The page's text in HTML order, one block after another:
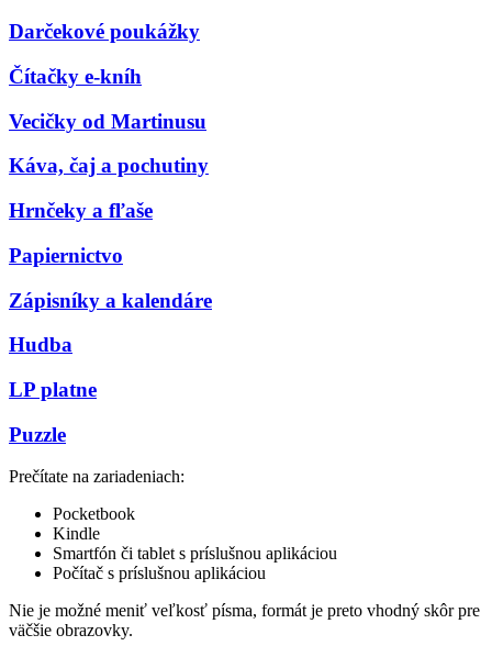
Darčekové poukážky
Čítačky e-kníh
Vecičky od Martinusu
Káva, čaj a pochutiny
Hrnčeky a fľaše
Papiernictvo
Zápisníky a kalendáre
Hudba
LP platne
Puzzle
Prečítate na zariadeniach:
Pocketbook
Kindle
Smartfón či tablet s príslušnou aplikáciou
Počítač s príslušnou aplikáciou
Nie je možné meniť veľkosť písma, formát je preto vhodný skôr pre
väčšie obrazovky.